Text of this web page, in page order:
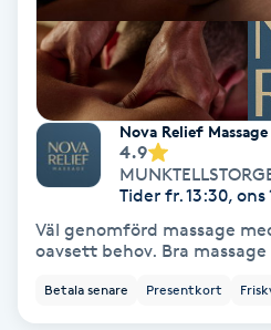
Hatha Yoga
Headspa
Healing
Herrklippning
HIFU
Nova Relief
4.9
Tider fr. 13:30, ons
Väl genomförd massage
oavsett behov. Bra
Betala senare Presentkort